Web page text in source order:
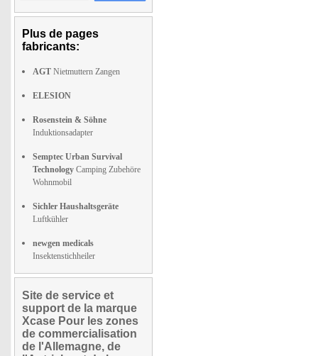
Plus de pages
fabricants:
AGT Nietmuttern Zangen
ELESION
Rosenstein & Söhne
Induktionsadapter
Semptec Urban Survival
Technology Camping Zubehöre
Wohnmobil
Sichler Haushaltsgeräte
Luftkühler
newgen medicals
Insektenstichheiler
Site de service et
support de la marque
Xcase Pour les zones
de commercialisation
de l'Allemagne, de